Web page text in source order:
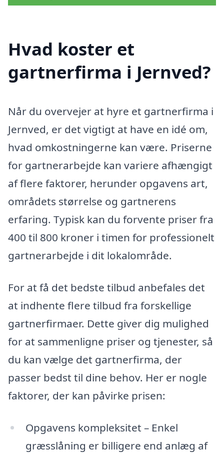
Hvad koster et
gartnerfirma i Jernved?
Når du overvejer at hyre et gartnerfirma i
Jernved, er det vigtigt at have en idé om,
hvad omkostningerne kan være. Priserne
for gartnerarbejde kan variere afhængigt
af flere faktorer, herunder opgavens art,
områdets størrelse og gartnerens
erfaring. Typisk kan du forvente priser fra
400 til 800 kroner i timen for professionelt
gartnerarbejde i dit lokalområde.
For at få det bedste tilbud anbefales det
at indhente flere tilbud fra forskellige
gartnerfirmaer. Dette giver dig mulighed
for at sammenligne priser og tjenester, så
du kan vælge det gartnerfirma, der
passer bedst til dine behov. Her er nogle
faktorer, der kan påvirke prisen:
Opgavens kompleksitet – Enkel
græsslåning er billigere end anlæg af